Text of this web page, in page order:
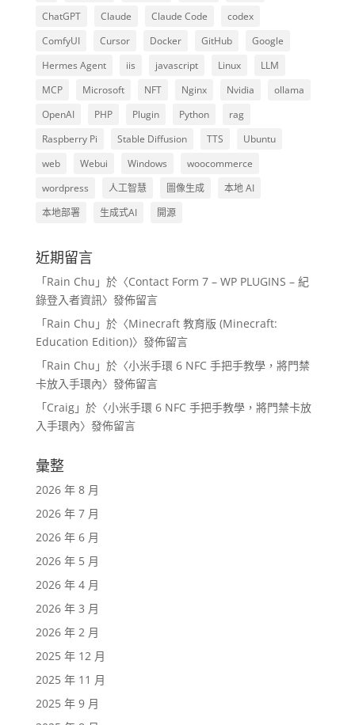
ChatGPT
Claude Claude Code
codex
ComfyUI
Cursor Docker GitHub
Google
Hermes Agent
iis javascript Linux
LLM
MCP
Microsoft NFT Nginx Nvidia
ollama
OpenAI
PHP Plugin Python
rag
Raspberry Pi
Stable Diffusion TTS
Ubuntu
web
Webui Windows
woocommerce
wordpress
人工智慧 圖像生成
本地 AI
本地部署
生成式AI 開源
近期留言
「Rain Chu 」於〈Contact Form 7 – WP PLUGINS – 紀
錄登入者資訊〉發佈留言
「Rain Chu 」於〈Minecraft 教育版 (Minecraft:
Education Edition)〉發佈留言
「Rain Chu 」於〈小米手環 6 NFC 手把手教學，將門禁
卡放入手環內〉發佈留言
「Craig」於〈小米手環 6 NFC 手把手教學，將門禁卡放
入手環內〉發佈留言
彙整
2026 年 8 月
2026 年 7 月
2026 年 6 月
2026 年 5 月
2026 年 4 月
2026 年 3 月
2026 年 2 月
2025 年 12 月
2025 年 11 月
2025 年 9 月